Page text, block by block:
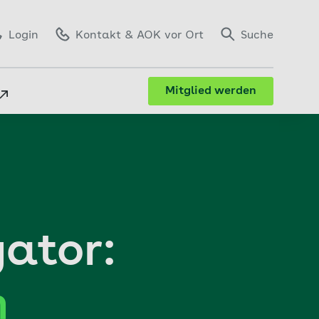
Login Kontakt & AOK vor Ort Suche
Mitglied werden